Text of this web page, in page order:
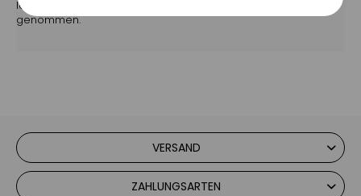
Ich habe die
genommen.
VERSAND
ZAHLUNGSARTEN